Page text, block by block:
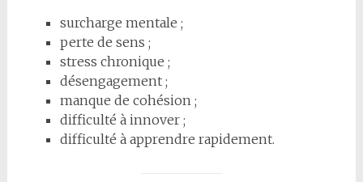
surcharge mentale ;
perte de sens ;
stress chronique ;
désengagement ;
manque de cohésion ;
difficulté à innover ;
difficulté à apprendre rapidement.